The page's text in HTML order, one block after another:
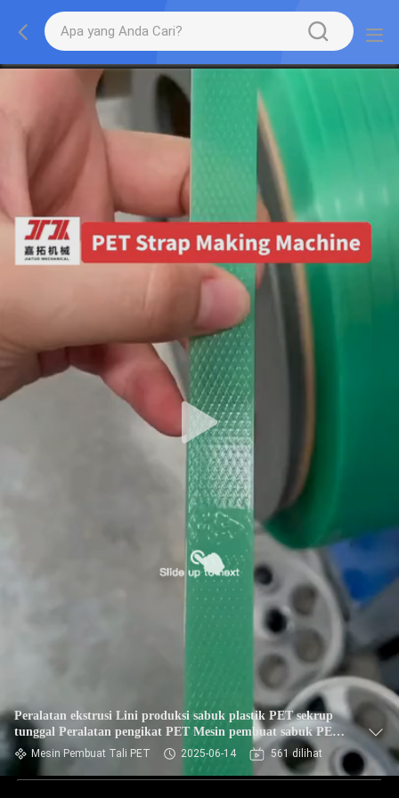
Peralatan ekstrusi Lini produksi sabuk plastik PET sekrup
tunggal Peralatan pengikat PET Mesin pembuat sabuk PET
dengan Tambahkan bahan penguat PET
Mesin Pembuat Tali PET 2025-06-14 561 dilihat